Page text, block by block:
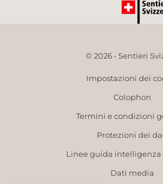
© 2026 • Sentieri
Impostazioni dei
Colophon
Termini e condizioni
Protezioni dei
Linee guida intelligenza
Dati media